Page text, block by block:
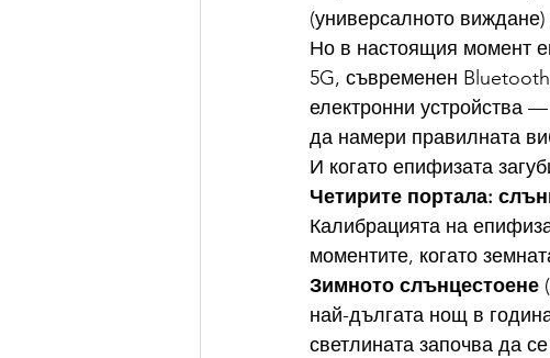
(универсалното
Но в настоящия момент
5G, съвременен
електронни устройства
да намери правилната
И когато епифизата
Четирите портала:
Калибрацията на
моментите, когато
Зимното слънцестоене
най-дългата нощ в
светлината започва да